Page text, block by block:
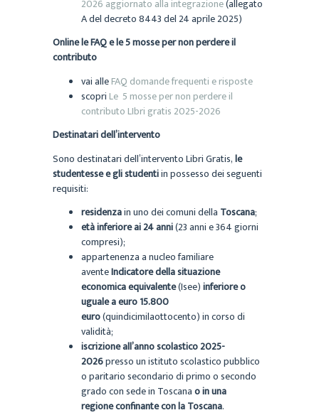
2026 aggiornato alla integrazione(allegato
A del decreto 8443 del 24 aprile 2025)
Online le FAQ e le 5 mosse per non perdere il
contributo
vai alleFAQ domande frequenti e risposte
scopriLe 5 mosse per non perdere il
contributo LIbri gratis 2025-2026
Destinatari dell’intervento
Sono destinatari dell’intervento Libri Gratis,le
studentesse e gli studentiin possesso dei seguenti
requisiti:
residenzain uno dei comuni della Toscana;
età inferiore ai 24 anni(23 anni e 364 giorni
compresi);
appartenenza a nucleo familiare
aventeIndicatore della situazione
economica equivalente(Isee)inferiore o
uguale a euro 15.800
euro(quindicimilaottocento) in corso di
validità;
iscrizione all’anno scolastico 2025-
2026presso un istituto scolastico pubblico
o paritario secondario di primo o secondo
grado con sede in Toscanao in una
regione confinante con la Toscana.